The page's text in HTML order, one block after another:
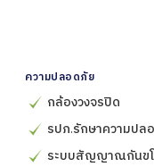
ความปลอดภัย
กล้องวงจรปิด
รปภ.รักษาความปล
ระบบสัญญาณกันข